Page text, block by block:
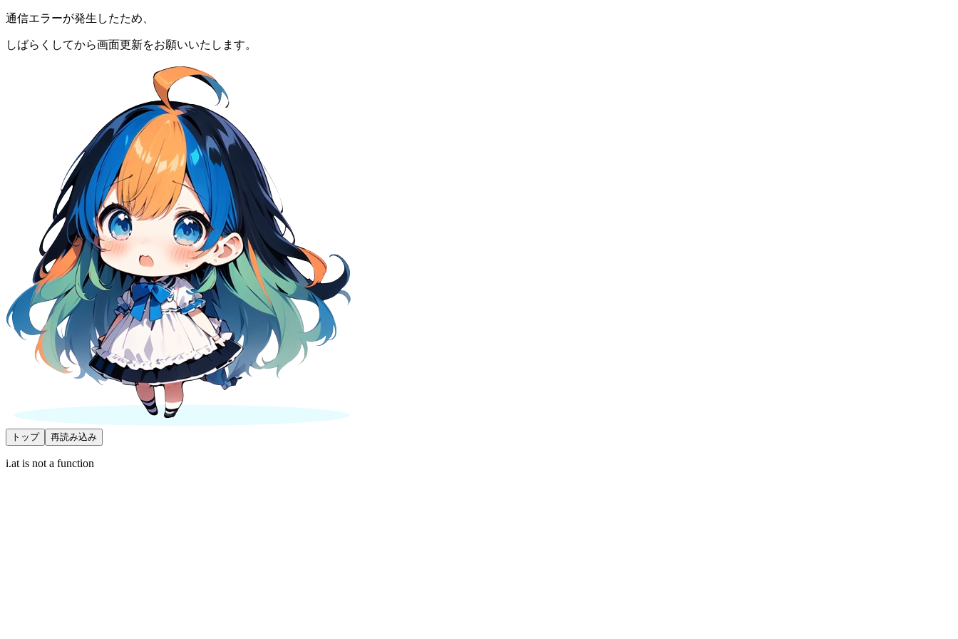
通信エラーが発生したため、
しばらくしてから画面更新をお願いいたします。
トップ 再読み込み
i.at is not a function